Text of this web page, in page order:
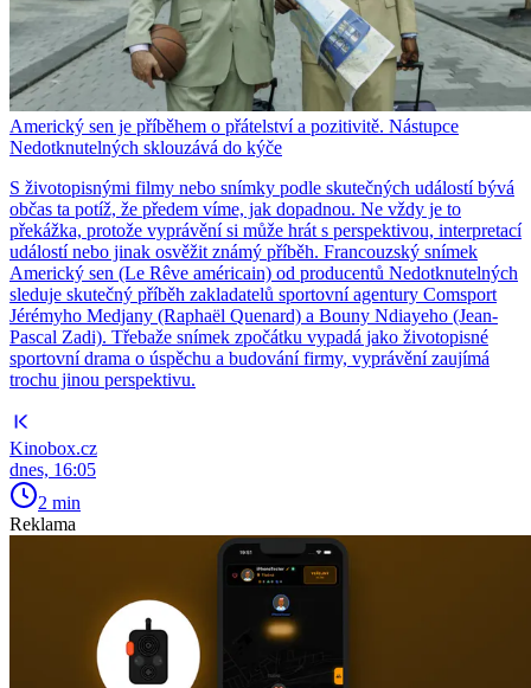
Americký sen je příběhem o přátelství a pozitivitě. Nástupce
Nedotknutelných sklouzává do kýče
S životopisnými filmy nebo snímky podle skutečných událostí bývá
občas ta potíž, že předem víme, jak dopadnou. Ne vždy je to
překážka, protože vyprávění si může hrát s perspektivou, interpretací
událostí nebo jinak osvěžit známý příběh. Francouzský snímek
Americký sen (Le Rêve américain) od producentů Nedotknutelných
sleduje skutečný příběh zakladatelů sportovní agentury Comsport
Jérémyho Medjany (Raphaël Quenard) a Bouny Ndiayeho (Jean-
Pascal Zadi). Třebaže snímek zpočátku vypadá jako životopisné
sportovní drama o úspěchu a budování firmy, vyprávění zaujímá
trochu jinou perspektivu.
Kinobox.cz
dnes, 16:05
2 min
Reklama